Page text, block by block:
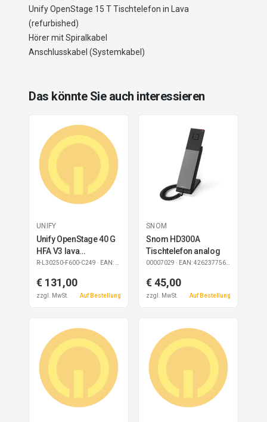
Unify OpenStage 15 T Tischtelefon in Lava
(refurbished)
Hörer mit Spiralkabel
Anschlusskabel (Systemkabel)
Das könnte Sie auch interessieren
UNIFY
Unify OpenStage 40 G
HFA V3 lava
refurbished
R-L30250-F600-C249 · EAN: 4050026029918
€ 131,00
zzgl. MwSt. Auf Bestellung
SNOM
Snom HD300A
Tischtelefon analog
00007029 · EAN: 4262377561171
€ 45,00
zzgl. MwSt. Auf Bestellung